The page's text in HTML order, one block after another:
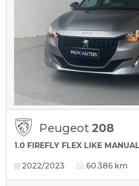
Peugeot 208
1.0 FIREFLY FLEX LIKE MANUAL
2022/2023 60.386 km